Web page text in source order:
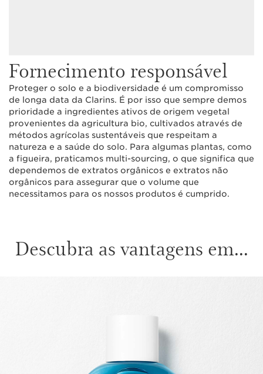
Fornecimento responsável
Proteger o solo e a biodiversidade é um compromisso
de longa data da Clarins. É por isso que sempre demos
prioridade a ingredientes ativos de origem vegetal
provenientes da agricultura bio, cultivados através de
métodos agrícolas sustentáveis que respeitam a
natureza e a saúde do solo. Para algumas plantas, como
a figueira, praticamos multi-sourcing, o que significa que
dependemos de extratos orgânicos e extratos não
orgânicos para assegurar que o volume que
necessitamos para os nossos produtos é cumprido.
Descubra as vantagens em...